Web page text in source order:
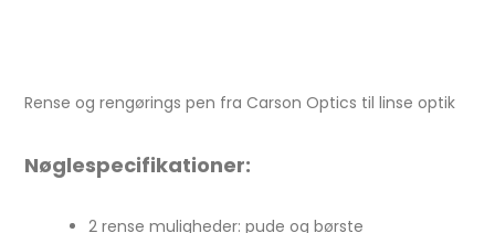
Rense og rengørings pen fra Carson Optics til linse optik
Nøglespecifikationer:
2 rense muligheder: pude og børste